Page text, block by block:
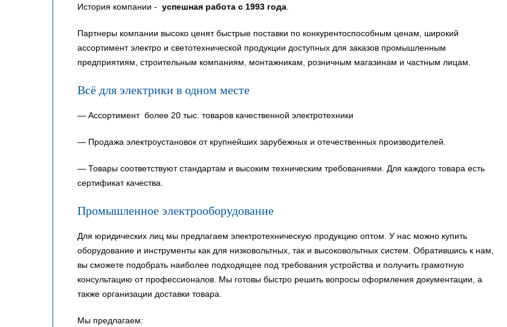
История компании - успешная работа с 1993 года
Партнеры компании высоко ценят быстрые поставки по конкурентоспособным ценам, широкий
ассортимент электро и светотехнической продукции доступных для заказов промышленным
предприятиям, строительным компаниям, монтажникам, розничным магазинам и частным лицам.
Всё для электрики в одном месте
— Ассортимент более 20 тыс. товаров качественной электротехники
— Продажа электроустановок от крупнейших зарубежных и отечественных производителей.
— Товары соответствуют стандартам и высоким техническим требованиями. Для каждого товара есть
сертификат качества.
Промышленное электрооборудование
Для юридических лиц мы предлагаем электротехническую продукцию оптом. У нас можно купить
оборудование и инструменты как для низковольтных, так и высоковольтных систем. Обратившись к нам,
вы сможете подобрать наиболее подходящее под требования устройства и получить грамотную
консультацию от профессионалов. Мы готовы быстро решить вопросы оформления документации, а
также организации доставки товара.
Мы предлагаем: